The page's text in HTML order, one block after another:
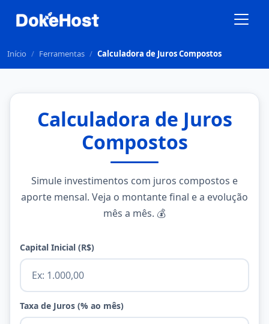
Início / Ferramentas / Calculadora de Juros Compostos
Calculadora de Juros
Compostos
Simule investimentos com juros compostos e
aporte mensal. Veja o montante final e a evolução
mês a mês. 💰
Capital Inicial (R$)
Taxa de Juros (% ao mês)